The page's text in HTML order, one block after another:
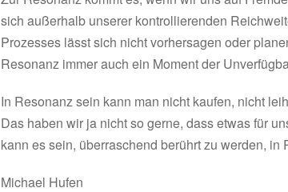
sich außerhalb unserer kontrollierenden
Prozesses lässt sich nicht vorhersagen oder
Resonanz immer auch ein Moment der
In Resonanz sein kann man nicht kaufen, nicht
Das haben wir ja nicht so gerne, dass etwas für
kann es sein, überraschend berührt zu werden, in
Michael Hufen